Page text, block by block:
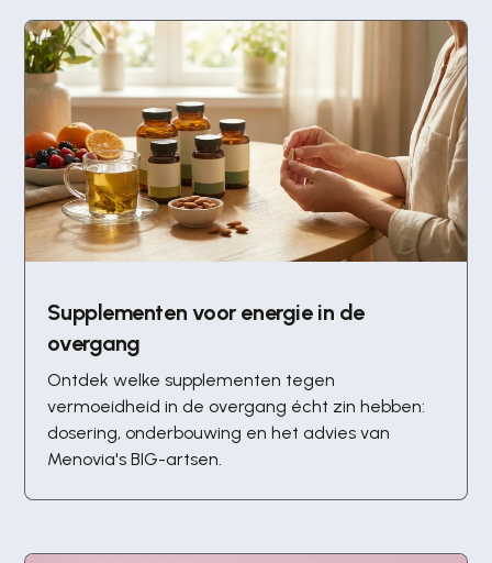
Supplementen voor energie in de
overgang
Ontdek welke supplementen tegen
vermoeidheid in de overgang écht zin hebben:
dosering, onderbouwing en het advies van
Menovia's BIG-artsen.